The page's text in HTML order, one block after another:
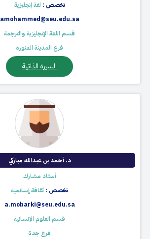
تخصص : لغة إنجليزية
amohammed@seu.edu.sa
قسم اللغة الإنجليزية والترجمة
فرع المدينة المنورة
السيرة الذاتية
د. أحمد بن عبدالله مباركي
أستاذ مشارك
تخصص : ثقافة إسلامية
a.mobarki@seu.edu.sa
قسم العلوم الإنسانية
فرع جدة